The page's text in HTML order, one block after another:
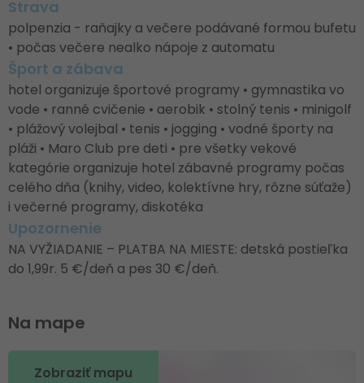
Strava
polpenzia - raňajky a večere podávané formou bufetu
• počas večere nealko nápoje z automatu
Šport a zábava
hotel organizuje športové programy • gymnastika vo
vode • ranné cvičenie • aerobik • stolný tenis • minigolf
• plážový volejbal • tenis • jogging • vodné športy na
pláži • Maro Club pre deti • pre všetky vekové
kategórie organizuje hotel zábavné programy počas
celého dňa (knihy, video, kolektívne hry, rôzne súťaže)
i večerné programy, diskotéka
Upozornenie
NA VYŽIADANIE – PLATBA NA MIESTE: detská postieľka
do 1,99r. 5 €/deň a pes 30 €/deň.
Na mape
Zobraziť mapu